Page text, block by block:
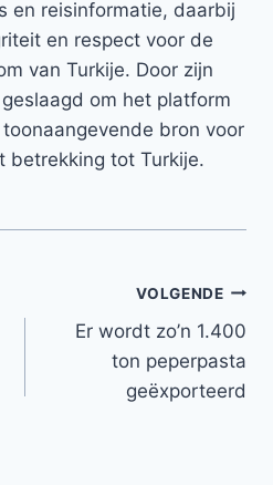
en reisinformatie, daarbij
en respect voor de
van Turkije. Door zijn
om het platform
bron voor
betrekking tot Turkije.
VOLGENDE
Er wordt zo’n 1.400
ton peperpasta
geëxporteerd